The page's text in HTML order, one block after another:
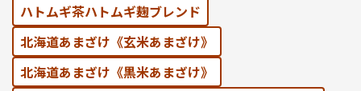
ハトムギ茶ハトムギ麹ブレンド
北海道あまざけ《⽞⽶あまざけ》
北海道あまざけ《黒⽶あまざけ》